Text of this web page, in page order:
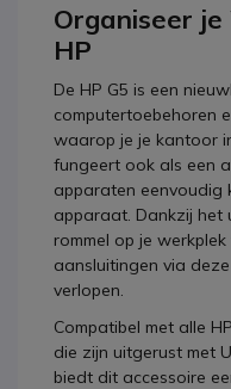
Organiseer
HP
De HP G5 is een
computertoebehoren
waarop je je kantoor
fungeert ook als een
apparaten eenvoudig
apparaat. Dankzij het
rommel op je
aansluitingen via
verlopen.
Compatibel met alle
die zijn uitgerust met
biedt dit accessoire